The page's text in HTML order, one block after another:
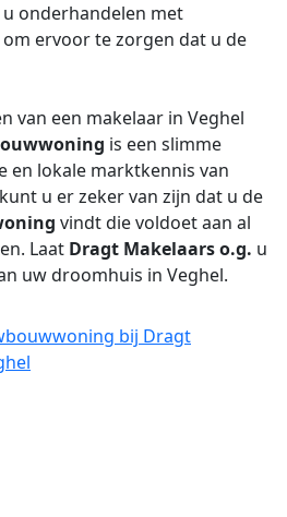
onderhandelen met
om ervoor te zorgen dat u de
van een makelaar in Veghel
is een slimme
en lokale marktkennis van
kunt u er zeker van zijn dat u de
vindt die voldoet aan al
Laat Dragt Makelaars o.g. u
uw droomhuis in Veghel.
bij Dragt